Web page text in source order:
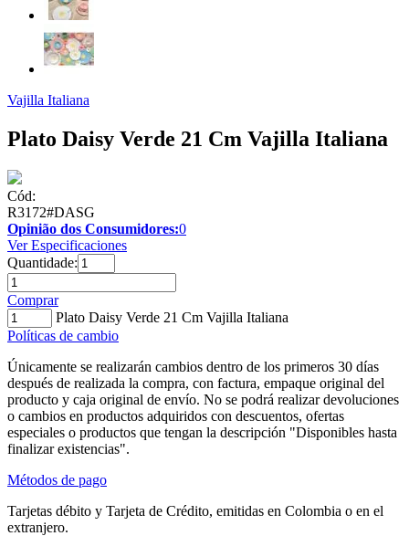
Vajilla Italiana
Plato Daisy Verde 21 Cm Vajilla Italiana
Cód:
R3172#DASG
Opinião dos Consumidores:0
Ver Especificaciones
Quantidade:
Comprar
Plato Daisy Verde 21 Cm Vajilla Italiana
Políticas de cambio
Únicamente se realizarán cambios dentro de los primeros 30 días
después de realizada la compra, con factura, empaque original del
producto y caja original de envío. No se podrá realizar devoluciones
o cambios en productos adquiridos con descuentos, ofertas
especiales o productos que tengan la descripción "Disponibles hasta
finalizar existencias".
Métodos de pago
Tarjetas débito y Tarjeta de Crédito, emitidas en Colombia o en el
extranjero.